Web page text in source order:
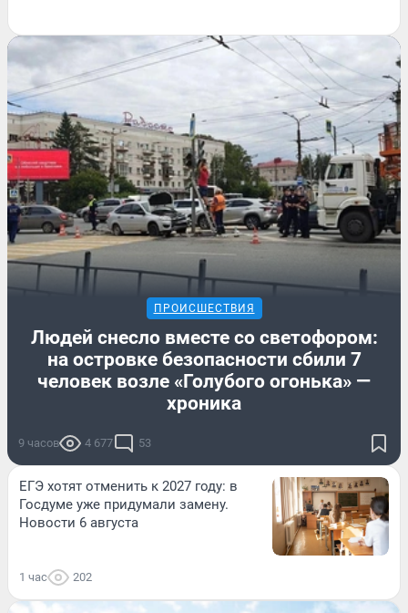
ПРОИСШЕСТВИЯ
Людей снесло вместе со светофором:
на островке безопасности сбили 7
человек возле «Голубого огонька» —
хроника
9 часов 4 677 53
ЕГЭ хотят отменить к 2027 году: в
Госдуме уже придумали замену.
Новости 6 августа
1 час 202